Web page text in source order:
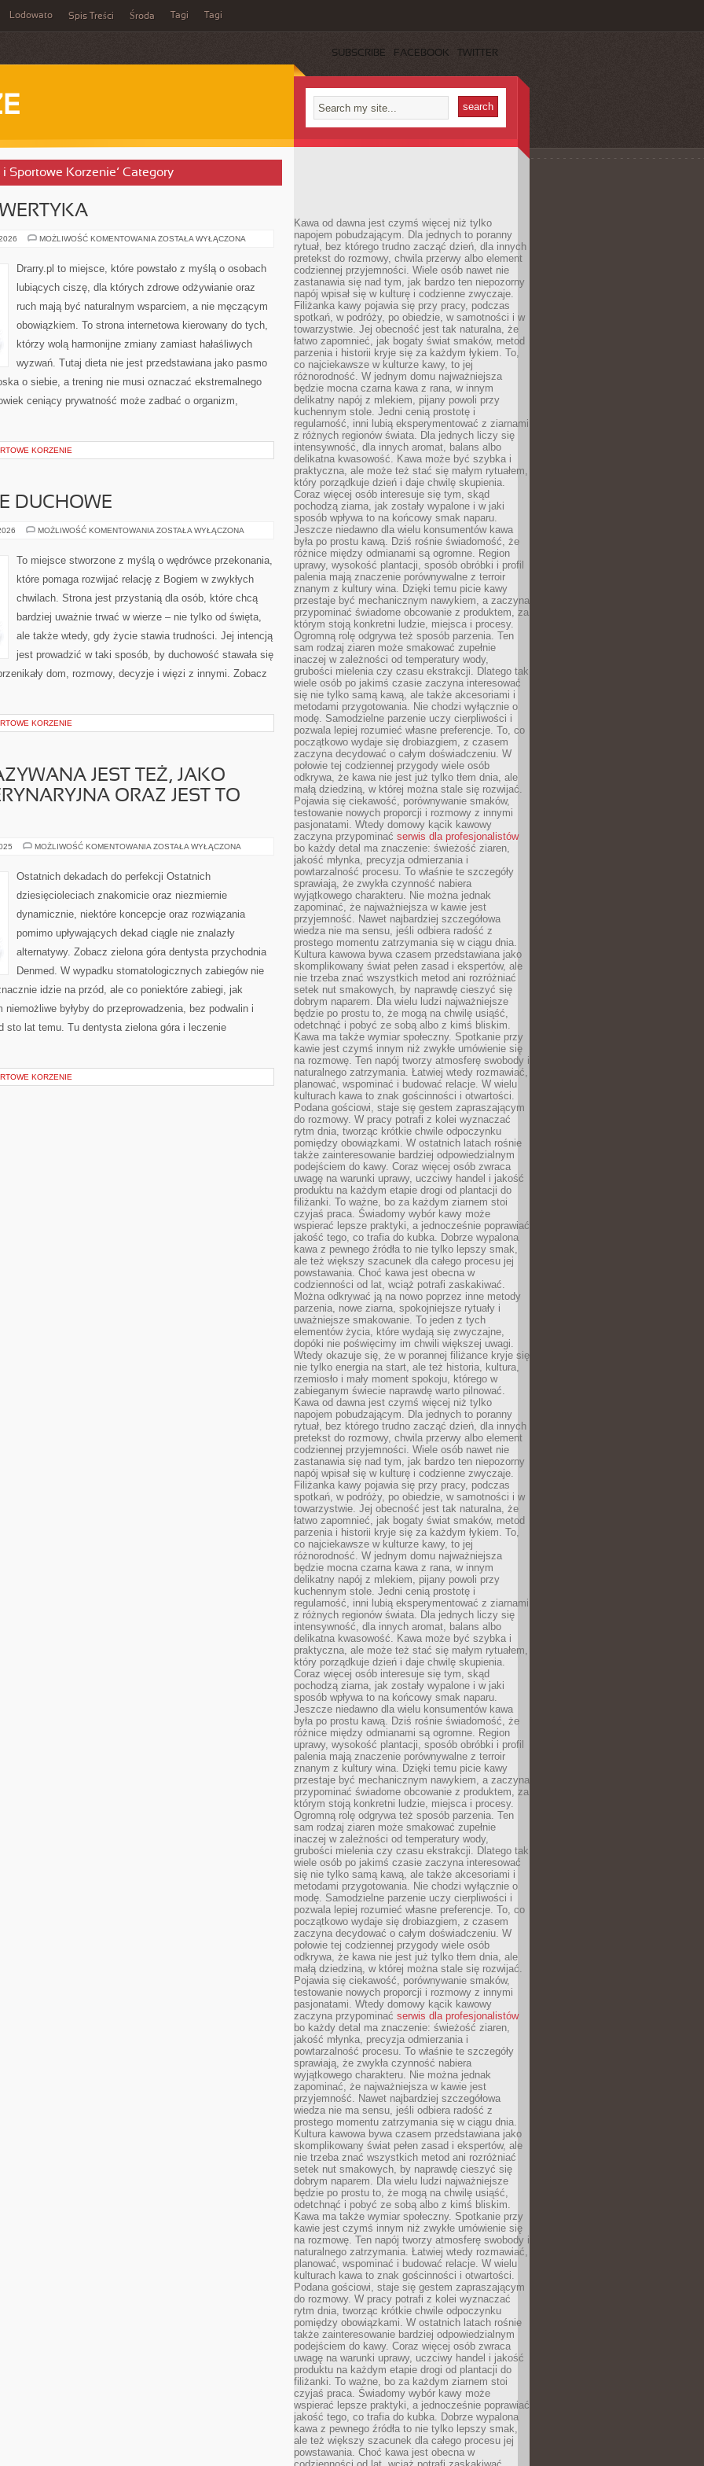
Lodowato Spis Treści Środa Tagi Tagi
SUBSCRIBE FACEBOOK TWITTER
Sportowe Korzenie’ Category
MOŻLIWOŚĆ KOMENTOWANIA DIETA
ZOSTAŁA WYŁĄCZONA
Drarry.pl to miejsce, które powstało z myślą o osobach
lubiących ciszę, dla których zdrowe odżywianie oraz
ruch mają być naturalnym wsparciem, a nie męczącym
obowiązkiem. To strona internetowa kierowany do tych,
którzy wolą harmonijne zmiany zamiast hałaśliwych
wyzwań. Tutaj dieta nie jest przedstawiana jako pasmo
o siebie, a trening nie musi oznaczać ekstremalnego
ceniący prywatność może zadbać o organizm,
KORZENIE
DUCHOWE
MOŻLIWOŚĆ KOMENTOWANIA MODLITWA
DUCHOWE
ZOSTAŁA WYŁĄCZONA
To miejsce stworzone z myślą o wędrówce przekonania,
które pomaga rozwijać relację z Bogiem w zwykłych
chwilach. Strona jest przystanią dla osób, które chcą
bardziej uważnie trwać w wierze – nie tylko od święta,
ale także wtedy, gdy życie stawia trudności. Jej intencją
jest prowadzić w taki sposób, by duchowość stawała się
dom, rozmowy, decyzje i więzi z innymi. Zobacz
KORZENIE
JEST TEŻ, JAKO
ORAZ JEST TO
MOŻLIWOŚĆ KOMENTOWANIA WETERYNARIA
TEŻ,
JAKO
WETERYNARYJNA
JEST
OŚWIATA
ZOSTAŁA WYŁĄCZONA
Ostatnich dekadach do perfekcji Ostatnich
dziesięcioleciach znakomicie oraz niezmiernie
dynamicznie, niektóre koncepcje oraz rozwiązania
pomimo upływających dekad ciągle nie znalazły
alternatywy. Zobacz zielona góra dentysta przychodnia
Denmed. W wypadku stomatologicznych zabiegów nie
idzie na przód, ale co poniektóre zabiegi, jak
niemożliwe byłyby do przeprowadzenia, bez podwalin i
sto lat temu. Tu dentysta zielona góra i leczenie
KORZENIE
Kawa od dawna jest czymś więcej niż tylko
napojem pobudzającym. Dla jednych to poranny
rytuał, bez którego trudno zacząć dzień, dla innych
pretekst do rozmowy, chwila przerwy albo element
codziennej przyjemności. Wiele osób nawet nie
zastanawia się nad tym, jak bardzo ten niepozorny
napój wpisał się w kulturę i codzienne zwyczaje.
Filiżanka kawy pojawia się przy pracy, podczas
spotkań, w podróży, po obiedzie, w samotności i w
towarzystwie. Jej obecność jest tak naturalna, że
łatwo zapomnieć, jak bogaty świat smaków, metod
parzenia i historii kryje się za każdym łykiem. To,
co najciekawsze w kulturze kawy, to jej
różnorodność. W jednym domu najważniejsza
będzie mocna czarna kawa z rana, w innym
delikatny napój z mlekiem, pijany powoli przy
kuchennym stole. Jedni cenią prostotę i
regularność, inni lubią eksperymentować z ziarnami
z różnych regionów świata. Dla jednych liczy się
intensywność, dla innych aromat, balans albo
delikatna kwasowość. Kawa może być szybka i
praktyczna, ale może też stać się małym rytuałem,
który porządkuje dzień i daje chwilę skupienia.
Coraz więcej osób interesuje się tym, skąd
pochodzą ziarna, jak zostały wypalone i w jaki
sposób wpływa to na końcowy smak naparu.
Jeszcze niedawno dla wielu konsumentów kawa
była po prostu kawą. Dziś rośnie świadomość, że
różnice między odmianami są ogromne. Region
uprawy, wysokość plantacji, sposób obróbki i profil
palenia mają znaczenie porównywalne z terroir
znanym z kultury wina. Dzięki temu picie kawy
przestaje być mechanicznym nawykiem, a zaczyna
przypominać świadome obcowanie z produktem, za
którym stoją konkretni ludzie, miejsca i procesy.
Ogromną rolę odgrywa też sposób parzenia. Ten
sam rodzaj ziaren może smakować zupełnie
inaczej w zależności od temperatury wody,
grubości mielenia czy czasu ekstrakcji. Dlatego tak
wiele osób po jakimś czasie zaczyna interesować
się nie tylko samą kawą, ale także akcesoriami i
metodami przygotowania. Nie chodzi wyłącznie o
modę. Samodzielne parzenie uczy cierpliwości i
pozwala lepiej rozumieć własne preferencje. To, co
początkowo wydaje się drobiazgiem, z czasem
zaczyna decydować o całym doświadczeniu. W
połowie tej codziennej przygody wiele osób
odkrywa, że kawa nie jest już tylko tłem dnia, ale
małą dziedziną, w której można stale się rozwijać.
Pojawia się ciekawość, porównywanie smaków,
testowanie nowych proporcji i rozmowy z innymi
pasjonatami. Wtedy domowy kącik kawowy
zaczyna przypominać serwis dla profesjonalistów
bo każdy detal ma znaczenie: świeżość ziaren,
jakość młynka, precyzja odmierzania i
powtarzalność procesu. To właśnie te szczegóły
sprawiają, że zwykła czynność nabiera
wyjątkowego charakteru. Nie można jednak
zapominać, że najważniejsza w kawie jest
przyjemność. Nawet najbardziej szczegółowa
wiedza nie ma sensu, jeśli odbiera radość z
prostego momentu zatrzymania się w ciągu dnia.
Kultura kawowa bywa czasem przedstawiana jako
skomplikowany świat pełen zasad i ekspertów, ale
nie trzeba znać wszystkich metod ani rozróżniać
setek nut smakowych, by naprawdę cieszyć się
dobrym naparem. Dla wielu ludzi najważniejsze
będzie po prostu to, że mogą na chwilę usiąść,
odetchnąć i pobyć ze sobą albo z kimś bliskim.
Kawa ma także wymiar społeczny. Spotkanie przy
kawie jest czymś innym niż zwykłe umówienie się
na rozmowę. Ten napój tworzy atmosferę swobody i
naturalnego zatrzymania. Łatwiej wtedy rozmawiać,
planować, wspominać i budować relacje. W wielu
kulturach kawa to znak gościnności i otwartości.
Podana gościowi, staje się gestem zapraszającym
do rozmowy. W pracy potrafi z kolei wyznaczać
rytm dnia, tworząc krótkie chwile odpoczynku
pomiędzy obowiązkami. W ostatnich latach rośnie
także zainteresowanie bardziej odpowiedzialnym
podejściem do kawy. Coraz więcej osób zwraca
uwagę na warunki uprawy, uczciwy handel i jakość
produktu na każdym etapie drogi od plantacji do
filiżanki. To ważne, bo za każdym ziarnem stoi
czyjaś praca. Świadomy wybór kawy może
wspierać lepsze praktyki, a jednocześnie poprawiać
jakość tego, co trafia do kubka. Dobrze wypalona
kawa z pewnego źródła to nie tylko lepszy smak,
ale też większy szacunek dla całego procesu jej
powstawania. Choć kawa jest obecna w
codzienności od lat, wciąż potrafi zaskakiwać.
Można odkrywać ją na nowo poprzez inne metody
parzenia, nowe ziarna, spokojniejsze rytuały i
uważniejsze smakowanie. To jeden z tych
elementów życia, które wydają się zwyczajne,
dopóki nie poświęcimy im chwili większej uwagi.
Wtedy okazuje się, że w porannej filiżance kryje się
nie tylko energia na start, ale też historia, kultura,
rzemiosło i mały moment spokoju, którego w
zabieganym świecie naprawdę warto pilnować.
Kawa od dawna jest czymś więcej niż tylko
napojem pobudzającym. Dla jednych to poranny
rytuał, bez którego trudno zacząć dzień, dla innych
pretekst do rozmowy, chwila przerwy albo element
codziennej przyjemności. Wiele osób nawet nie
zastanawia się nad tym, jak bardzo ten niepozorny
napój wpisał się w kulturę i codzienne zwyczaje.
Filiżanka kawy pojawia się przy pracy, podczas
spotkań, w podróży, po obiedzie, w samotności i w
towarzystwie. Jej obecność jest tak naturalna, że
łatwo zapomnieć, jak bogaty świat smaków, metod
parzenia i historii kryje się za każdym łykiem. To,
co najciekawsze w kulturze kawy, to jej
różnorodność. W jednym domu najważniejsza
będzie mocna czarna kawa z rana, w innym
delikatny napój z mlekiem, pijany powoli przy
kuchennym stole. Jedni cenią prostotę i
regularność, inni lubią eksperymentować z ziarnami
z różnych regionów świata. Dla jednych liczy się
intensywność, dla innych aromat, balans albo
delikatna kwasowość. Kawa może być szybka i
praktyczna, ale może też stać się małym rytuałem,
który porządkuje dzień i daje chwilę skupienia.
Coraz więcej osób interesuje się tym, skąd
pochodzą ziarna, jak zostały wypalone i w jaki
sposób wpływa to na końcowy smak naparu.
Jeszcze niedawno dla wielu konsumentów kawa
była po prostu kawą. Dziś rośnie świadomość, że
różnice między odmianami są ogromne. Region
uprawy, wysokość plantacji, sposób obróbki i profil
palenia mają znaczenie porównywalne z terroir
znanym z kultury wina. Dzięki temu picie kawy
przestaje być mechanicznym nawykiem, a zaczyna
przypominać świadome obcowanie z produktem, za
którym stoją konkretni ludzie, miejsca i procesy.
Ogromną rolę odgrywa też sposób parzenia. Ten
sam rodzaj ziaren może smakować zupełnie
inaczej w zależności od temperatury wody,
grubości mielenia czy czasu ekstrakcji. Dlatego tak
wiele osób po jakimś czasie zaczyna interesować
się nie tylko samą kawą, ale także akcesoriami i
metodami przygotowania. Nie chodzi wyłącznie o
modę. Samodzielne parzenie uczy cierpliwości i
pozwala lepiej rozumieć własne preferencje. To, co
początkowo wydaje się drobiazgiem, z czasem
zaczyna decydować o całym doświadczeniu. W
połowie tej codziennej przygody wiele osób
odkrywa, że kawa nie jest już tylko tłem dnia, ale
małą dziedziną, w której można stale się rozwijać.
Pojawia się ciekawość, porównywanie smaków,
testowanie nowych proporcji i rozmowy z innymi
pasjonatami. Wtedy domowy kącik kawowy
zaczyna przypominać serwis dla profesjonalistów
bo każdy detal ma znaczenie: świeżość ziaren,
jakość młynka, precyzja odmierzania i
powtarzalność procesu. To właśnie te szczegóły
sprawiają, że zwykła czynność nabiera
wyjątkowego charakteru. Nie można jednak
zapominać, że najważniejsza w kawie jest
przyjemność. Nawet najbardziej szczegółowa
wiedza nie ma sensu, jeśli odbiera radość z
prostego momentu zatrzymania się w ciągu dnia.
Kultura kawowa bywa czasem przedstawiana jako
skomplikowany świat pełen zasad i ekspertów, ale
nie trzeba znać wszystkich metod ani rozróżniać
setek nut smakowych, by naprawdę cieszyć się
dobrym naparem. Dla wielu ludzi najważniejsze
będzie po prostu to, że mogą na chwilę usiąść,
odetchnąć i pobyć ze sobą albo z kimś bliskim.
Kawa ma także wymiar społeczny. Spotkanie przy
kawie jest czymś innym niż zwykłe umówienie się
na rozmowę. Ten napój tworzy atmosferę swobody i
naturalnego zatrzymania. Łatwiej wtedy rozmawiać,
planować, wspominać i budować relacje. W wielu
kulturach kawa to znak gościnności i otwartości.
Podana gościowi, staje się gestem zapraszającym
do rozmowy. W pracy potrafi z kolei wyznaczać
rytm dnia, tworząc krótkie chwile odpoczynku
pomiędzy obowiązkami. W ostatnich latach rośnie
także zainteresowanie bardziej odpowiedzialnym
podejściem do kawy. Coraz więcej osób zwraca
uwagę na warunki uprawy, uczciwy handel i jakość
produktu na każdym etapie drogi od plantacji do
filiżanki. To ważne, bo za każdym ziarnem stoi
czyjaś praca. Świadomy wybór kawy może
wspierać lepsze praktyki, a jednocześnie poprawiać
jakość tego, co trafia do kubka. Dobrze wypalona
kawa z pewnego źródła to nie tylko lepszy smak,
ale też większy szacunek dla całego procesu jej
powstawania. Choć kawa jest obecna w